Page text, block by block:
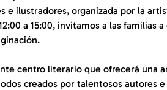
ilustradores, organizada por la
a 15:00, invitamos a las familias
centro literario que ofrecerá una
creados por talentosos autores